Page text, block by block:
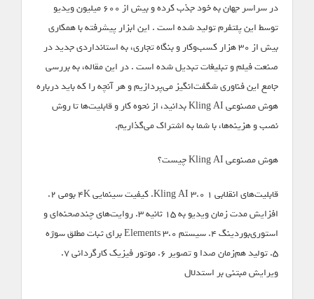
در سراسر جهان به خود جذب کرده و بیش از ۶۰۰ میلیون ویدیو
توسط این پلتفرم تولید شده است . این ابزار پیشرفته با همکاری
بیش از ۳۰ هزار کسب‌وکار و بنگاه تجاری، به استانداردی جدید در
صنعت فیلم و تبلیغات تبدیل شده است . در این مقاله، به بررسی
جامع این فناوری شگفت‌انگیز می‌پردازیم و هر آنچه را که باید درباره
هوش مصنوعی Kling AI بدانید، از نحوه کار و قابلیت‌ها تا روش
نصب و هزینه‌ها، با شما به اشتراک می‌گذاریم.
هوش مصنوعی Kling AI چیست؟
قابلیت‌های انقلابی Kling AI 3.0 ۱. کیفیت سینمایی ۴K بومی ۲.
افزایش مدت زمان ویدیو به ۱۵ ثانیه ۳. روایت‌های چندصحنه‌ای و
استوری‌بوردینگ ۴. سیستم Elements 3.0 برای ثبات مطلق سوژه
۵. تولید هم‌زمان صدا و تصویر ۶. موتور فیزیک کارگردانی ۷.
ویرایش مبتنی بر استدلال